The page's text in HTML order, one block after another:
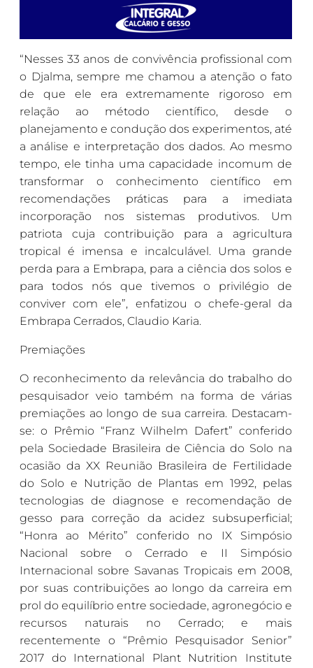
“Nesses 33 anos de convivência profissional com
o Djalma, sempre me chamou a atenção o fato
de que ele era extremamente rigoroso em
relação ao método científico, desde o
planejamento e condução dos experimentos, até
a análise e interpretação dos dados. Ao mesmo
tempo, ele tinha uma capacidade incomum de
transformar o conhecimento científico em
recomendações práticas para a imediata
incorporação nos sistemas produtivos. Um
patriota cuja contribuição para a agricultura
tropical é imensa e incalculável. Uma grande
perda para a Embrapa, para a ciência dos solos e
para todos nós que tivemos o privilégio de
conviver com ele”, enfatizou o chefe-geral da
Embrapa Cerrados, Claudio Karia.
Premiações
O reconhecimento da relevância do trabalho do
pesquisador veio também na forma de várias
premiações ao longo de sua carreira. Destacam-
se: o Prêmio “Franz Wilhelm Dafert” conferido
pela Sociedade Brasileira de Ciência do Solo na
ocasião da XX Reunião Brasileira de Fertilidade
do Solo e Nutrição de Plantas em 1992, pelas
tecnologias de diagnose e recomendação de
gesso para correção da acidez subsuperficial;
“Honra ao Mérito” conferido no IX Simpósio
Nacional sobre o Cerrado e II Simpósio
Internacional sobre Savanas Tropicais em 2008,
por suas contribuições ao longo da carreira em
prol do equilíbrio entre sociedade, agronegócio e
recursos naturais no Cerrado; e mais
recentemente o “Prêmio Pesquisador Senior”
2017 do International Plant Nutrition Institute